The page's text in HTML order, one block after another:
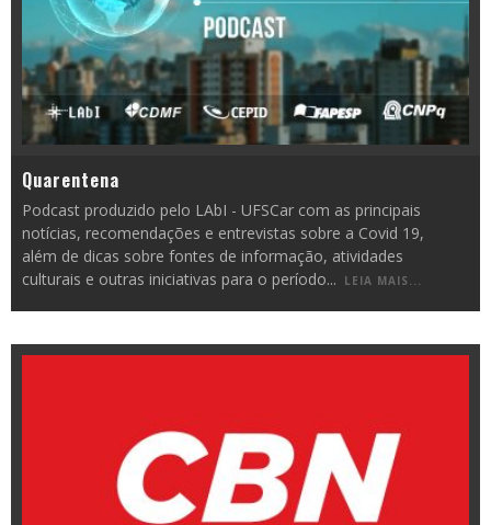
Quarentena
Podcast produzido pelo LAbI - UFSCar com as principais
notícias, recomendações e entrevistas sobre a Covid 19,
além de dicas sobre fontes de informação, atividades
culturais e outras iniciativas para o período... LEIA MAIS...